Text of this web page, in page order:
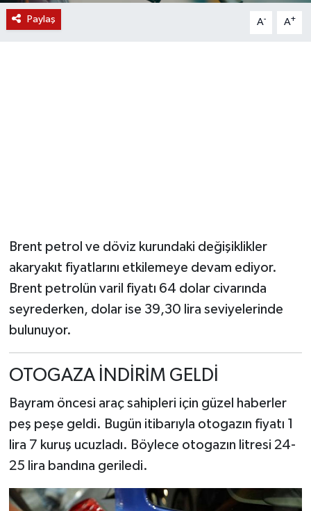
Paylaş A- A+
Brent petrol ve döviz kurundaki değişiklikler
akaryakıt fiyatlarını etkilemeye devam ediyor.
Brent petrolün varil fiyatı 64 dolar civarında
seyrederken, dolar ise 39,30 lira seviyelerinde
bulunuyor.
OTOGAZA İNDİRİM GELDİ
Bayram öncesi araç sahipleri için güzel haberler
peş peşe geldi. Bugün itibarıyla otogazın fiyatı 1
lira 7 kuruş ucuzladı. Böylece otogazın litresi 24-
25 lira bandına geriledi.
SOMA
TURGUTLU
MANİSA'NIN YÖRESEL LEZZETLERİ